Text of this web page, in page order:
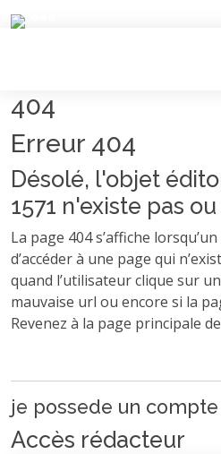
404
Erreur 404
Désolé, l'objet
1571 n'existe pas
La page 404 s’affiche
d’accéder à une page qui
quand l’utilisateur clique sur
mauvaise url ou encore si la
Revenez à la page principale
je possede un compte
Accès rédacteur